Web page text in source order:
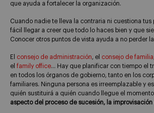
que ayuda a fortalecer la organización.
Cuando nadie te lleva la contraria ni cuestiona tus
fácil llegar a creer que todo lo haces bien y que
Conocer otros puntos de vista ayuda a no perder
El consejo de administración, el consejo de familia
el family office… Hay que planificar con tiempo el
en todos los órganos de gobierno, tanto en los
familiares. Ninguna persona es irreemplazable y
quién sustituirá a quién cuando llegue el
aspecto del proceso de sucesión, la